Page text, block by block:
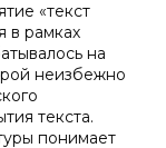
«текст
в рамках
на
неизбежно
текста.
понимает